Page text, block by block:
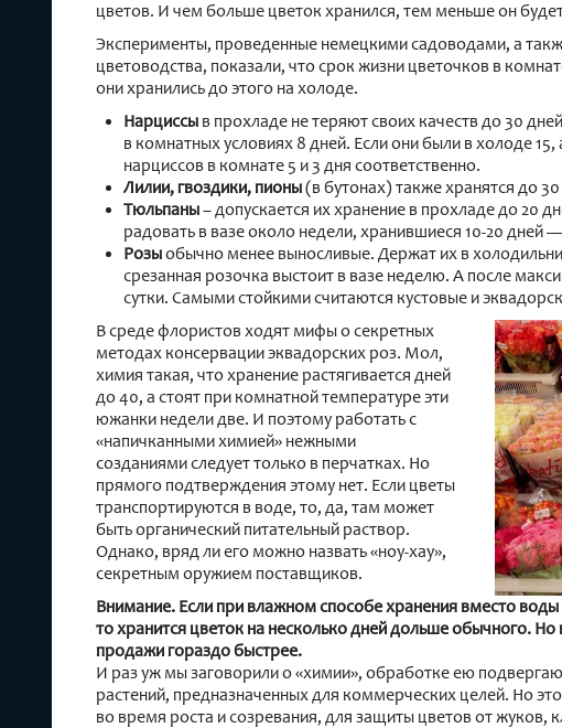
цветов. И чем больше цветок хранился, тем меньше он
Эксперименты, проведенные немецкими садоводами, а
цветоводства, показали, что срок жизни цветочков в
они хранились до этого на холоде.
Нарциссы в прохладе не теряют своих качеств до 30
в комнатных условиях 8 дней. Если они были в холоде
нарциссов в комнате 5 и 3 дня соответственно.
Лилии, гвоздики, пионы(в бутонах) также хранятся до
Тюльпаны– допускается их хранение в прохладе до 20
радовать в вазе около недели, хранившиеся 10-20 дней
Розыобычно менее выносливые. Держат их в
срезанная розочка выстоит в вазе неделю. А после
сутки. Самыми стойкими считаются кустовые и
В среде флористов ходят мифы о секретных
методах консервации эквадорских роз. Мол,
химия такая, что хранение растягивается дней
до 40, а стоят при комнатной температуре эти
южанки недели две. И поэтому работать с
«напичканными химией» нежными
созданиями следует только в перчатках. Но
прямого подтверждения этому нет. Если цветы
транспортируются в воде, то, да, там может
быть органический питательный раствор.
Однако, вряд ли его можно назвать «ноу-хау»,
секретным оружием поставщиков.
Внимание. Если при влажном способе хранения вместо воды
то хранится цветок на несколько дней дольше обычного.
продажи гораздо быстрее.
И раз уж мы заговорили о «химии», обработке ею
растений, предназначенных для коммерческих целей. Но
во время роста и созревания, для защиты цветов от жуков,